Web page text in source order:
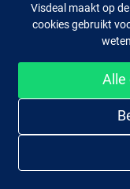
Visdeal maakt op
cookies gebruikt
Alle